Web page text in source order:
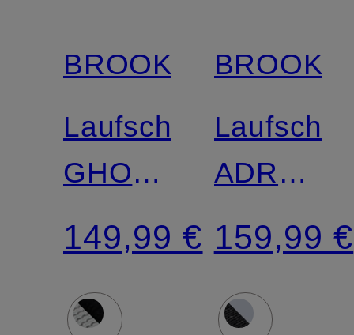
BROOKS
Laufschuhe
GHOST
18
149,99 €
BROOKS
GTS 25
159,99 €